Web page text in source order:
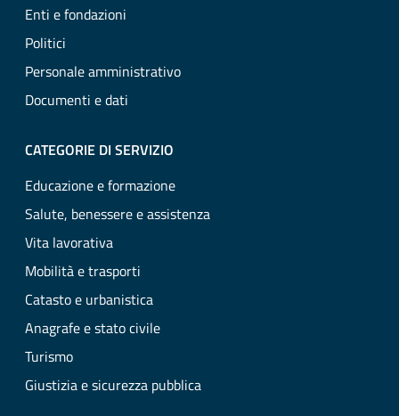
Enti e fondazioni
Politici
Personale amministrativo
Documenti e dati
CATEGORIE DI SERVIZIO
Educazione e formazione
Salute, benessere e assistenza
Vita lavorativa
Mobilità e trasporti
Catasto e urbanistica
Anagrafe e stato civile
Turismo
Giustizia e sicurezza pubblica